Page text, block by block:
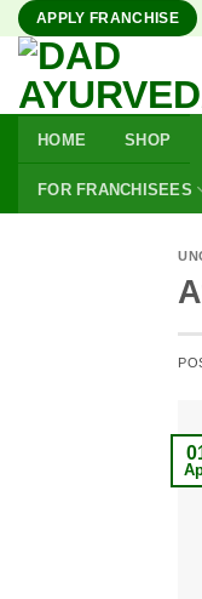
Skip
content
APPLY FRANCHISE
HOME SHOP
FOR FRANCHISEES